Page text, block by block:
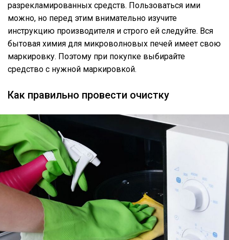
разрекламированных средств. Пользоваться ими
можно, но перед этим внимательно изучите
инструкцию производителя и строго ей следуйте. Вся
бытовая химия для микроволновых печей имеет свою
маркировку. Поэтому при покупке выбирайте
средство с нужной маркировкой.
Как правильно провести очистку